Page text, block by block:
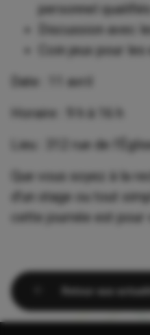
personnel qualifiés
Discussion avec
Coin jeux pour les
Date : 11 avril
Horaire : 9 h à 16 h
Lieu : 312 rue de
Que vous soyez à la
d'un stage ou tout
cette journée est pour